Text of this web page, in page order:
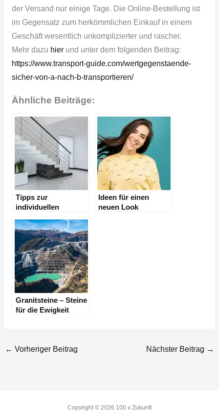
der Versand nur einige Tage. Die Online-Bestellung ist
im Gegensatz zum herkömmlichen Einkauf in einem
Geschäft wesentlich unkomplizierter und rascher.
Mehr dazu hierund unter dem folgenden Beitrag:
https://www.transport-guide.com/wertgegenstaende-
sicher-von-a-nach-b-transportieren/
Ähnliche Beiträge:
Tipps zur
individuellen
Ideen für einen
neuen Look
Granitsteine – Steine
für die Ewigkeit
← Vorheriger Beitrag Nächster Beitrag →
Copyright © 2026 100 x Zukunft